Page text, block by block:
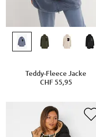
Teddy-Fleece Jacke
CHF 55,95